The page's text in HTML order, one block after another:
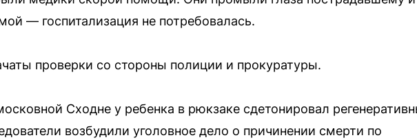
— госпитализация не потребовалась.
проверки со стороны полиции и прокуратуры.
Сходне у ребенка в рюкзаке сдетонировал
возбудили уголовное дело о причинении смерти по